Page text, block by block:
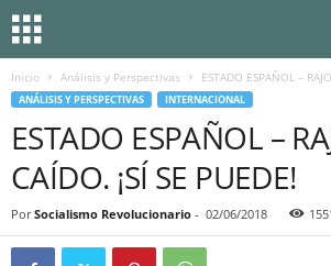
Inicio Análisis y Perspectivas ESTADO ESPAÑOL –
ANÁLISIS Y PERSPECTIVAS INTERNACIONAL
ESTADO ESPAÑOL –
CAÍDO. ¡SÍ SE PUEDE!
Por Socialismo Revolucionario - 02/06/2018